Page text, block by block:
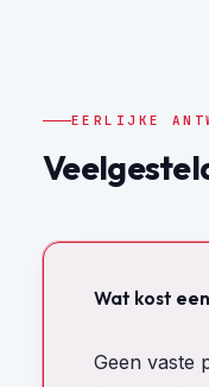
EERLIJKE
Wat kost
Geen vaste